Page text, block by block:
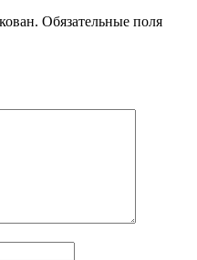
Обязательные поля